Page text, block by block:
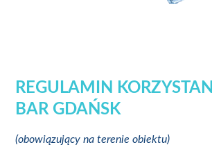
REGULAMIN
BAR GDAŃSK
(obowiązujący na terenie obiektu)